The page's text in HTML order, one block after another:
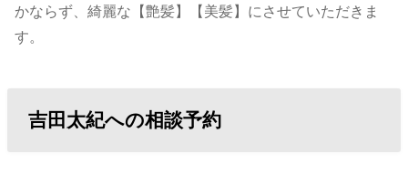
かならず、綺麗な【艶髪】【美髪】にさせていただきま
す。
吉田太紀への相談予約